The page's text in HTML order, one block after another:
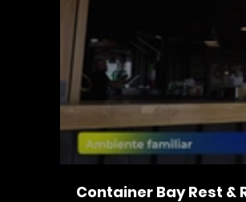
Container Bay Rest &